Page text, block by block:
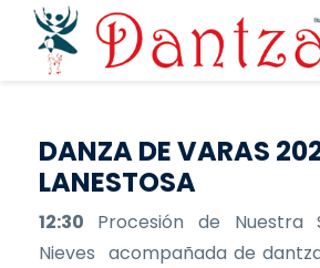
Pasar al contenido principal
DANZA DE VARAS
LANESTOSA
12:30 Procesión de Nuestra
Nieves acompañada de